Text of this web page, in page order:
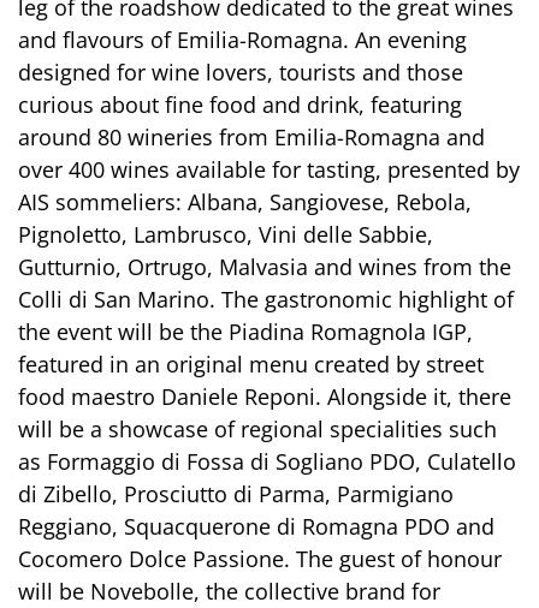
leg of the roadshow dedicated to the great wines
and flavours of Emilia-Romagna. An evening
designed for wine lovers, tourists and those
curious about fine food and drink, featuring
around 80 wineries from Emilia-Romagna and
over 400 wines available for tasting, presented by
AIS sommeliers: Albana, Sangiovese, Rebola,
Pignoletto, Lambrusco, Vini delle Sabbie,
Gutturnio, Ortrugo, Malvasia and wines from the
Colli di San Marino. The gastronomic highlight of
the event will be the Piadina Romagnola IGP,
featured in an original menu created by street
food maestro Daniele Reponi. Alongside it, there
will be a showcase of regional specialities such
as Formaggio di Fossa di Sogliano PDO, Culatello
di Zibello, Prosciutto di Parma, Parmigiano
Reggiano, Squacquerone di Romagna PDO and
Cocomero Dolce Passione. The guest of honour
will be Novebolle, the collective brand for